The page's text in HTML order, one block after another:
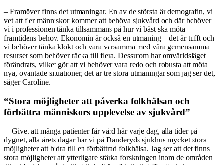
– Framöverfinns det utmaningar. En av de största ärdemografin, vi
vet att flermänniskorkommeratt behöva sjukvård och där behöver
vi i professionen tänka tillsammans på hur vi bäst ska möta
framtidens behov. Ekonomin är också en utmaning – det ärtufft och
vi behöver tänka klokt och vara varsamma med våra gemensamma
resursersom behöver räcka till flera. Dessutom har omvärldsläget
förändrats, vilket gör att vi behöver vara redo och robusta att möta
nya, oväntade situationer, det är tre stora utmaningar som jag serdet,
säger Caroline.
“Stora möjligheter att påverka folkhälsan och
förbättra människors upplevelse av sjukvård”
– Givet att många patienter får vård här varje dag, alla tider på
dygnet, alla årets dagar harvi på Danderyds sjukhus mycket stora
möjligheter att bidra till en förbättrad folkhälsa. Jag seratt det finns
stora möjligheter att ytterligare stärka forskningen inom de områden